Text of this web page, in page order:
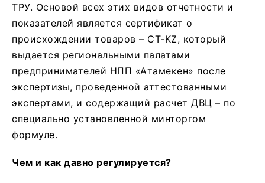
ТРУ. Основой всех этих видов отчетности и
показателей является сертификат о
происхождении товаров – СТ-KZ, который
выдается региональными палатами
предпринимателей НПП «Атамекен» после
экспертизы, проведенной аттестованными
экспертами, и содержащий расчет ДВЦ – по
специально установленной минторгом
формуле.
Чем и как давно регулируется?